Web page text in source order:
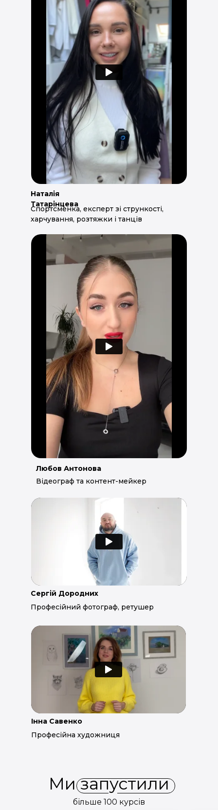
Наталія
Татарінцева
Спортсменка, експерт зі стрункості,
харчування, розтяжки і танців
Любов Антонова
Відеограф та контент-мейкер
Сергій Дородних
Професійний фотограф, ретушер
Інна Савенко
Професійна художниця
Ми запустили
більше 100 курсів